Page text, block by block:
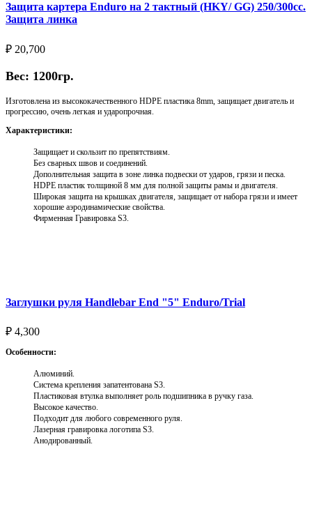
Защита картера Enduro на 2 тактный (HKY/ GG) 250/300cc.
Защита линка
₽ 20,700
Вес: 1200гр.
Изготовлена из высококачественного HDPE пластика 8mm, защищает двигатель и
прогрессию, очень легкая и ударопрочная.
Характеристики:
Защищает и скользит по препятствиям.
Без сварных швов и соединений.
Дополнительная защита в зоне линка подвески от ударов, грязи и песка.
HDPE пластик толщиной 8 мм для полной защиты рамы и двигателя.
Широкая защита на крышках двигателя, защищает от набора грязи и имеет
хорошие аэродинамические свойства.
Фирменная Гравировка S3.
Заглушки руля Handlebar End "5" Enduro/Trial
₽ 4,300
Особенности:
Алюминий.
Система крепления запатентована S3.
Пластиковая втулка выполняет роль подшипника в ручку газа.
Высокое качество.
Подходит для любого современного руля.
Лазерная гравировка логотипа S3.
Анодированный.